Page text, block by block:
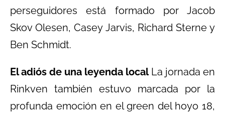
perseguidores está formado por Jacob
Skov Olesen, Casey Jarvis, Richard Sterne y
Ben Schmidt.
El adiós de una leyenda localLa jornada en
Rinkven también estuvo marcada por la
profunda emoción en el green del hoyo 18,